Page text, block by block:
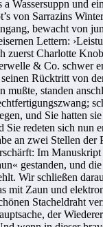
a Wassersuppn und
von Sarrazins
bewacht von
Lettern:
zuerst Charlotte
& Co. schwer
Rücktritt von
mußte, standen
und Sie hatten
Sie redeten sich nun
an zwei Stellen der
Im Manuskript
gestanden, und
Wir schließen
mit Zaun und
Stacheldraht
der